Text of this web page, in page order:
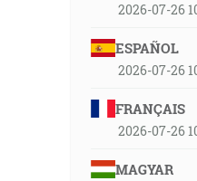
2026-07-26
ESPAÑOL
2026-07-26
FRANÇAIS
2026-07-26
MAGYAR